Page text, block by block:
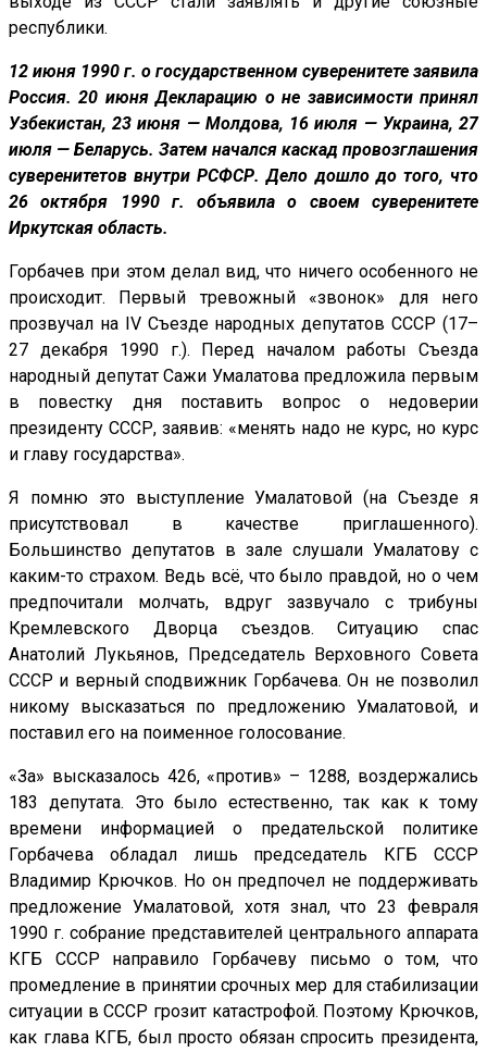
республики.
12 июня 1990 г. о государственном суверенитете заявила
Россия. 20 июня Декларацию о не зависимости принял
Узбекистан, 23 июня — Молдова, 16 июля — Украина, 27
июля — Беларусь. Затем начался каскад провозглашения
суверенитетов внутри РСФСР. Дело дошло до того, что
26 октября 1990 г. объявила о своем суверенитете
Иркутская область.
Горбачев при этом делал вид, что ничего особенного не
происходит. Первый тревожный «звонок» для него
прозвучал на IV Съезде народных депутатов СССР (17–
27 декабря 1990 г.). Перед началом работы Съезда
народный депутат Сажи Умалатова предложила первым
в повестку дня поставить вопрос о недоверии
президенту СССР, заявив: «менять надо не курс, но курс
и главу государства».
Я помню это выступление Умалатовой (на Съезде я
присутствовал в качестве приглашенного).
Большинство депутатов в зале слушали Умалатову с
каким-то страхом. Ведь всё, что было правдой, но о чем
предпочитали молчать, вдруг зазвучало с трибуны
Кремлевского Дворца съездов. Ситуацию спас
Анатолий Лукьянов, Председатель Верховного Совета
СССР и верный сподвижник Горбачева. Он не позволил
никому высказаться по предложению Умалатовой, и
поставил его на поименное голосование.
«За» высказалось 426, «против» – 1288, воздержались
183 депутата. Это было естественно, так как к тому
времени информацией о предательской политике
Горбачева обладал лишь председатель КГБ СССР
Владимир Крючков. Но он предпочел не поддерживать
предложение Умалатовой, хотя знал, что 23 февраля
1990 г. собрание представителей центрального аппарата
КГБ СССР направило Горбачеву письмо о том, что
промедление в принятии срочных мер для стабилизации
ситуации в СССР грозит катастрофой. Поэтому Крючков,
как глава КГБ, был просто обязан спросить президента,